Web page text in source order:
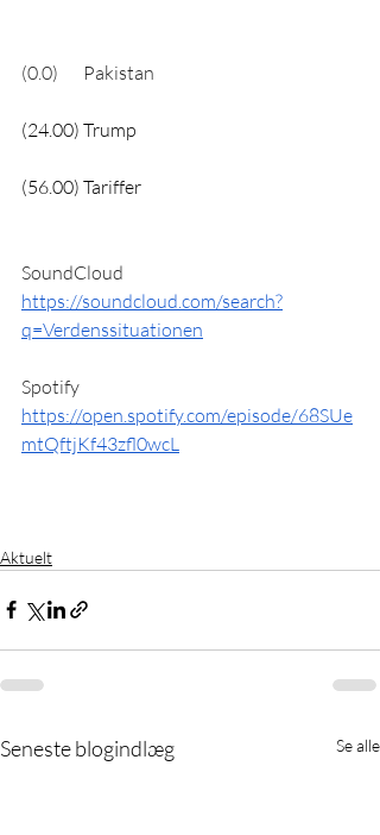
(0.0)       Pakistan
(24.00) Trump
(56.00) Tariffer
SoundCloud
https://soundcloud.com/search?
q=Verdenssituationen
Spotify
https://open.spotify.com/episode/68SUe
mtQftjKf43zfl0wcL
Aktuelt
Seneste blogindlæg Se alle